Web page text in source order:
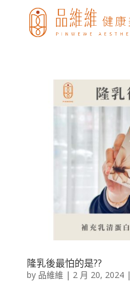
隆乳後最怕的是??
by 品維維 | 2 月 20, 2024|